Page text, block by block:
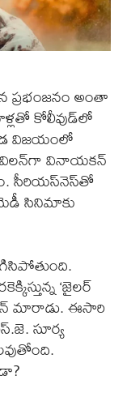
ప్రభంజనం అంతా
కోలీవుడ్‌లో
విజయంలో
వినాయకన్
సీరియస్‌నెస్‌తో
సినిమాకు
‘జైలర్
మారాడు. ఈసారి
సూర్య